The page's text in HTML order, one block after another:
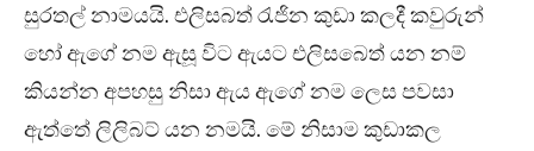
සුරතල් නාමයයි. එලිසබත් රැජින කුඩා කලදී කවුරුන්
හෝ ඇගේ නම ඇසූ විට ඇයට එලිසබෙත් යන නම්
කියන්න අපහසු නිසා ඇය ඇගේ නම ලෙස පවසා
ඇත්තේ ලිලිබට් යන නමයි. මේ නිසාම කුඩාකල